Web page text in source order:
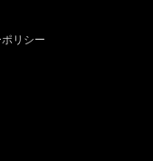
リシー